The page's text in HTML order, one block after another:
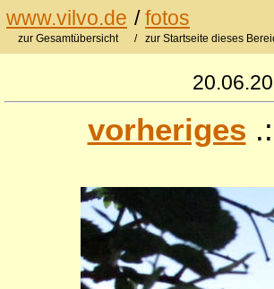
www.vilvo.de /fotos
zur Gesamtübersicht / zur Startseite dieses
vorheriges